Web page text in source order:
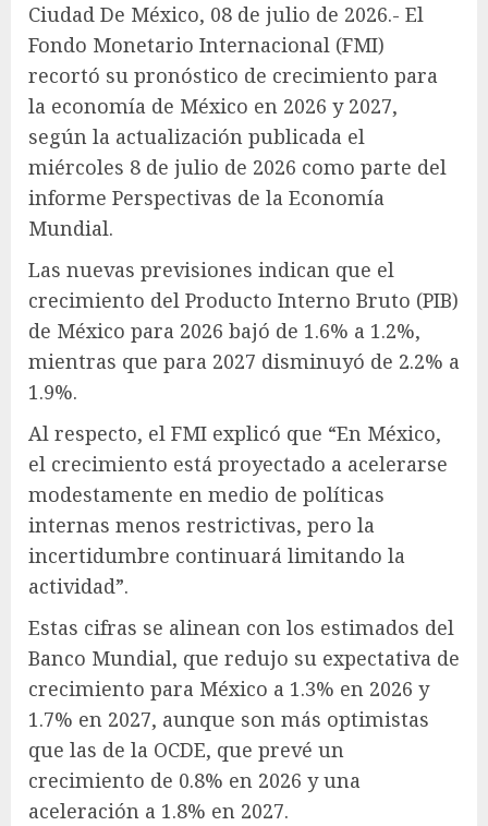
Ciudad De México, 08 de julio de 2026.- El
Fondo Monetario Internacional (FMI)
recortó su pronóstico de crecimiento para
la economía de México en 2026 y 2027,
según la actualización publicada el
miércoles 8 de julio de 2026 como parte del
informe Perspectivas de la Economía
Mundial.
Las nuevas previsiones indican que el
crecimiento del Producto Interno Bruto (PIB)
de México para 2026 bajó de 1.6% a 1.2%,
mientras que para 2027 disminuyó de 2.2% a
1.9%.
Al respecto, el FMI explicó que “En México,
el crecimiento está proyectado a acelerarse
modestamente en medio de políticas
internas menos restrictivas, pero la
incertidumbre continuará limitando la
actividad”.
Estas cifras se alinean con los estimados del
Banco Mundial, que redujo su expectativa de
crecimiento para México a 1.3% en 2026 y
1.7% en 2027, aunque son más optimistas
que las de la OCDE, que prevé un
crecimiento de 0.8% en 2026 y una
aceleración a 1.8% en 2027.